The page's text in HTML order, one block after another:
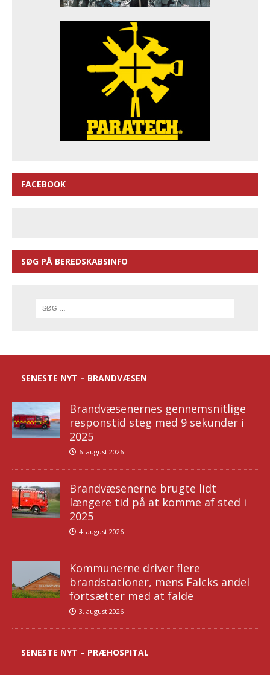
FACEBOOK
SØG PÅ BEREDSKABSINFO
SENESTE NYT – BRANDVÆSEN
Brandvæsenernes gennemsnitlige
responstid steg med 9 sekunder i
2025
6. august 2026
Brandvæsenerne brugte lidt
længere tid på at komme af sted i
2025
4. august 2026
Kommunerne driver flere
brandstationer, mens Falcks andel
fortsætter med at falde
3. august 2026
SENESTE NYT – PRÆHOSPITAL